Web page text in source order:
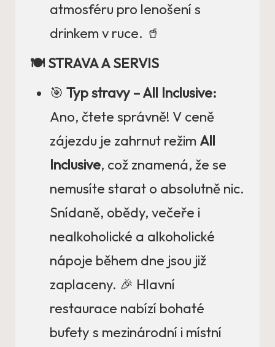
atmosféru pro lenošení s
drinkem v ruce. 🥤
🍽️ STRAVA A SERVIS
🎯 Typ stravy – All Inclusive:
Ano, čtete správně! V ceně
zájezdu je zahrnut režim All
Inclusive, což znamená, že se
nemusíte starat o absolutně nic.
Snídaně, obědy, večeře i
nealkoholické a alkoholické
nápoje během dne jsou již
zaplaceny. 🎉 Hlavní
restaurace nabízí bohaté
bufety s mezinárodní i místní